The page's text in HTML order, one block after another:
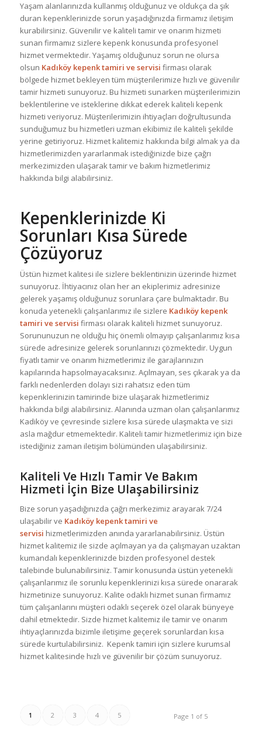
Yaşam alanlarınızda kullanmış olduğunuz ve oldukça da şık
duran kepenklerinizde sorun yaşadığınızda firmamız iletişim
kurabilirsiniz. Güvenilir ve kaliteli tamir ve onarım hizmeti
sunan firmamız sizlere kepenk konusunda profesyonel
hizmet vermektedir. Yaşamış olduğunuz sorun ne olursa
olsun Kadıköy kepenk tamiri ve servisi firması olarak
bölgede hizmet bekleyen tüm müşterilerimize hızlı ve güvenilir
tamir hizmeti sunuyoruz. Bu hizmeti sunarken müşterilerimizin
beklentilerine ve isteklerine dikkat ederek kaliteli kepenk
hizmeti veriyoruz. Müşterilerimizin ihtiyaçları doğrultusunda
sunduğumuz bu hizmetleri uzman ekibimiz ile kaliteli şekilde
yerine getiriyoruz. Hizmet kalitemiz hakkında bilgi almak ya da
hizmetlerimizden yararlanmak istediğinizde bize çağrı
merkezimizden ulaşarak tamir ve bakım hizmetlerimiz
hakkında bilgi alabilirsiniz.
Kepenklerinizde Ki
Sorunları Kısa Sürede
Çözüyoruz
Üstün hizmet kalitesi ile sizlere beklentinizin üzerinde hizmet
sunuyoruz. İhtiyacınız olan her an ekiplerimiz adresinize
gelerek yaşamış olduğunuz sorunlara çare bulmaktadır. Bu
konuda yetenekli çalışanlarımız ile sizlere Kadıköy kepenk
tamiri ve servisi firması olarak kaliteli hizmet sunuyoruz.
Sorununuzun ne olduğu hiç önemli olmayıp çalışanlarımız kısa
sürede adresinize gelerek sorunlarınızı çözmektedir. Uygun
fiyatlı tamir ve onarım hizmetlerimiz ile garajlarınızın
kapılarında hapsolmayacaksınız. Açılmayan, ses çıkarak ya da
farklı nedenlerden dolayı sizi rahatsız eden tüm
kepenklerinizin tamirinde bize ulaşarak hizmetlerimiz
hakkında bilgi alabilirsiniz. Alanında uzman olan çalışanlarımız
Kadiköy ve çevresinde sizlere kısa sürede ulaşmakta ve sizi
asla mağdur etmemektedir. Kaliteli tamir hizmetlerimiz için bize
istediğiniz zaman iletişim bölümünden ulaşabilirsiniz.
Kaliteli Ve Hızlı Tamir Ve Bakım
Hizmeti İçin Bize Ulaşabilirsiniz
Bize sorun yaşadığınızda çağrı merkezimiz arayarak 7/24
ulaşabilir ve Kadıköy kepenk tamiri ve
servisi hizmetlerimizden anında yararlanabilirsiniz. Üstün
hizmet kalitemiz ile sizde açılmayan ya da çalışmayan uzaktan
kumandalı kepenklerinizde bizden profesyonel destek
talebinde bulunabilirsiniz. Tamir konusunda üstün yetenekli
çalışanlarımız ile sorunlu kepenklerinizi kısa sürede onararak
hizmetinize sunuyoruz. Kalite odaklı hizmet sunan firmamız
tüm çalışanlarını müşteri odaklı seçerek özel olarak bünyeye
dahil etmektedir. Sizde hizmet kalitemiz ile tamir ve onarım
ihtiyaçlarınızda bizimle iletişime geçerek sorunlardan kısa
sürede kurtulabilirsiniz. Kepenk tamiri için sizlere kurumsal
hizmet kalitesinde hızlı ve güvenilir bir çözüm sunuyoruz.
Page 1 of 5
1 2 3 4 5